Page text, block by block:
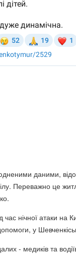
даними,
Переважно це
час нічної атаки на
у
- медиків та